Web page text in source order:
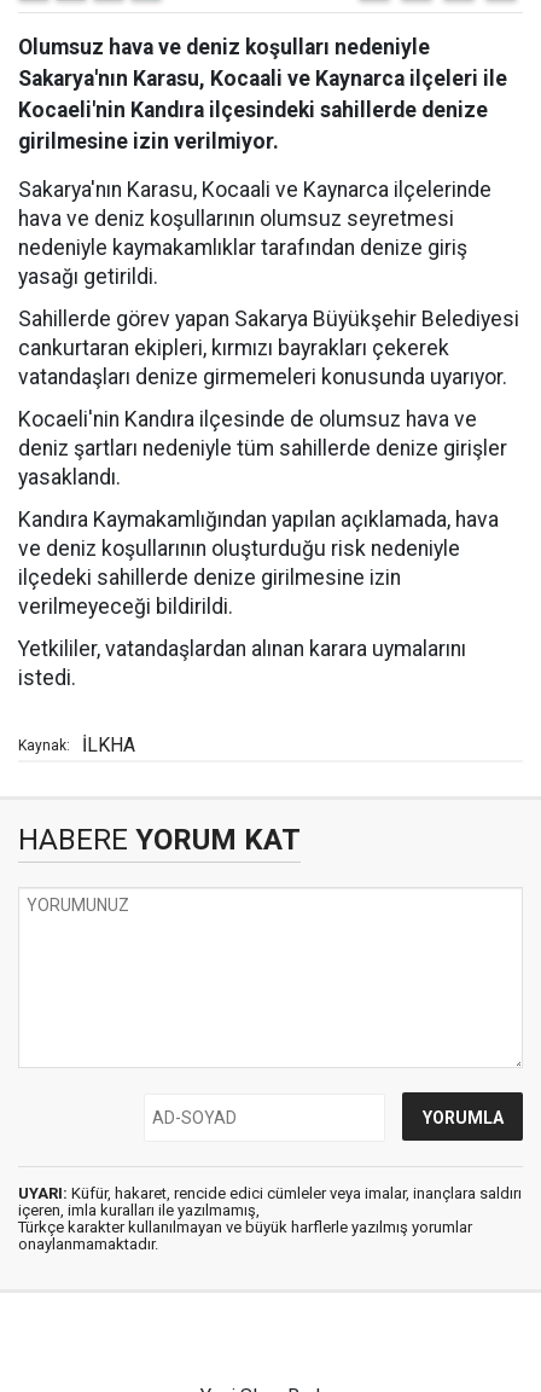
Olumsuz hava ve deniz koşulları nedeniyle
Sakarya'nın Karasu, Kocaali ve Kaynarca ilçeleri ile
Kocaeli'nin Kandıra ilçesindeki sahillerde denize
girilmesine izin verilmiyor.
Sakarya'nın Karasu, Kocaali ve Kaynarca ilçelerinde
hava ve deniz koşullarının olumsuz seyretmesi
nedeniyle kaymakamlıklar tarafından denize giriş
yasağı getirildi.
Sahillerde görev yapan Sakarya Büyükşehir Belediyesi
cankurtaran ekipleri, kırmızı bayrakları çekerek
vatandaşları denize girmemeleri konusunda uyarıyor.
Kocaeli'nin Kandıra ilçesinde de olumsuz hava ve
deniz şartları nedeniyle tüm sahillerde denize girişler
yasaklandı.
Kandıra Kaymakamlığından yapılan açıklamada, hava
ve deniz koşullarının oluşturduğu risk nedeniyle
ilçedeki sahillerde denize girilmesine izin
verilmeyeceği bildirildi.
Yetkililer, vatandaşlardan alınan karara uymalarını
istedi.
Kaynak: İLKHA
HABERE YORUM KAT
UYARI: Küfür, hakaret, rencide edici cümleler veya imalar, inançlara saldırı
içeren, imla kuralları ile yazılmamış,
Türkçe karakter kullanılmayan ve büyük harflerle yazılmış yorumlar
onaylanmamaktadır.